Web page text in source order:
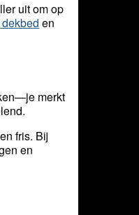
uit om op
en
merkt
fris. Bij
en